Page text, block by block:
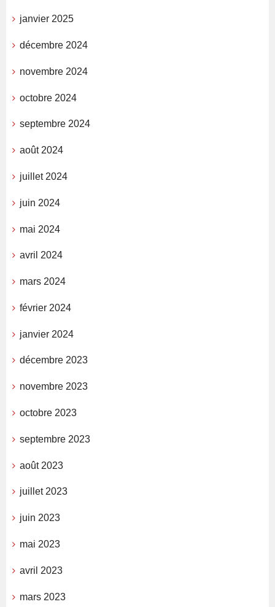
janvier 2025
décembre 2024
novembre 2024
octobre 2024
septembre 2024
août 2024
juillet 2024
juin 2024
mai 2024
avril 2024
mars 2024
février 2024
janvier 2024
décembre 2023
novembre 2023
octobre 2023
septembre 2023
août 2023
juillet 2023
juin 2023
mai 2023
avril 2023
mars 2023